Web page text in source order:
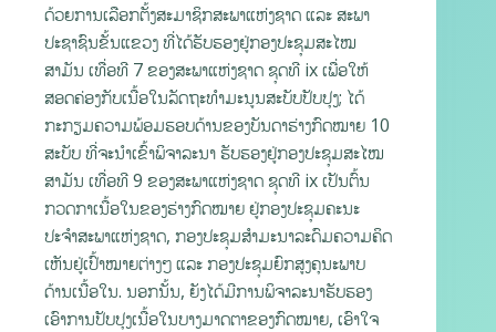
ດ້ວຍການເລືອກຕັ້ງສະມາຊິກສະພາແຫ່ງຊາດ ແລະ ສະພາ
ປະຊາຊົນຂັ້ນແຂວງ ທີ່ໄດ້ຮັບຮອງຢູ່ກອງປະຊຸມສະໄໝ
ສາມັນ ເທື່ອທີ 7 ຂອງສະພາແຫ່ງຊາດ ຊຸດທີ ix ເພື່ອໃຫ້
ສອດຄ່ອງກັບເນື້ອໃນລັດຖະທຳມະນູນສະບັບປັບປຸງ; ໄດ້
ກະກຽມຄວາມພ້ອມຮອບດ້ານຂອງບັນດາຮ່າງກົດໝາຍ 10
ສະບັບ ທີ່ຈະນໍາເຂົ້າພິຈາລະນາ ຮັບຮອງຢູ່ກອງປະຊຸມສະໄໝ
ສາມັນ ເທື່ອທີ 9 ຂອງສະພາແຫ່ງຊາດ ຊຸດທີ ix ເປັນຕົ້ນ
ກວດກາເນື້ອໃນຂອງຮ່າງກົດໝາຍ ຢູ່ກອງປະຊຸມຄະນະ
ປະຈຳສະພາແຫ່ງຊາດ, ກອງປະຊຸມສຳມະນາລະດົມຄວາມຄິດ
ເຫັນຢູ່ເປົ້າໝາຍຕ່າງໆ ແລະ ກອງປະຊຸມຍົກສູງຄຸນະພາບ
ດ້ານເນື້ອໃນ. ນອກນັ້ນ, ຍັງໄດ້ມີການພິຈາລະນາຮັບຮອງ
ເອົາການປັບປຸງເນື້ອໃນບາງມາດຕາຂອງກົດໝາຍ, ເອົາໃຈ